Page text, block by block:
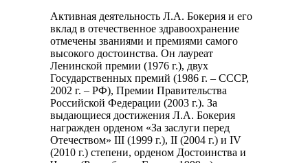
Активная деятельность Л.А. Бокерия и его
вклад в отечественное здравоохранение
отмечены званиями и премиями самого
высокого достоинства. Он лауреат
Ленинской премии (1976 г.), двух
Государственных премий (1986 г. – СССР,
2002 г. – РФ), Премии Правительства
Российской Федерации (2003 г.). За
выдающиеся достижения Л.А. Бокерия
награжден орденом «За заслуги перед
Отечеством» III (1999 г.), II (2004 г.) и IV
(2010 г.) степени, орденом Достоинства и